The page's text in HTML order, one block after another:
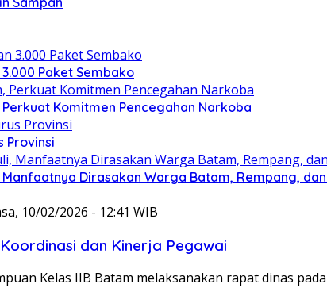
Paket Sembako
Komitmen Pencegahan Narkoba
Provinsi
Dirasakan Warga Batam, Rempang,
10/02/2026 - 12:41 WIB
dan Kinerja Pegawai
Kelas IIB Batam melaksanakan rapat dinas